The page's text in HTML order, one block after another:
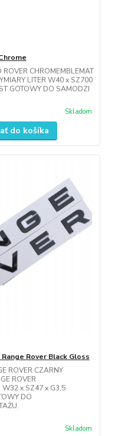
CHROMEMBLEMAT
LITER W40 x SZ700
GOTOWY DO SAMODZI
Skladom
do košíka
Rover Black Gloss
ROVER CZARNY
ROVER
W32 x SZ47 x G3,5
DO
Skladom